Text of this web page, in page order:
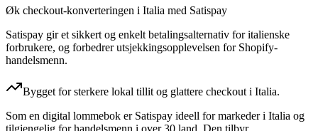
Øk checkout-konverteringen i Italia med Satispay
Satispay gir et sikkert og enkelt betalingsalternativ for italienske
forbrukere, og forbedrer utsjekkingsopplevelsen for Shopify-
handelsmenn.
Bygget for sterkere lokal tillit og glattere checkout i Italia.
Som en digital lommebok er Satispay ideell for markeder i Italia og